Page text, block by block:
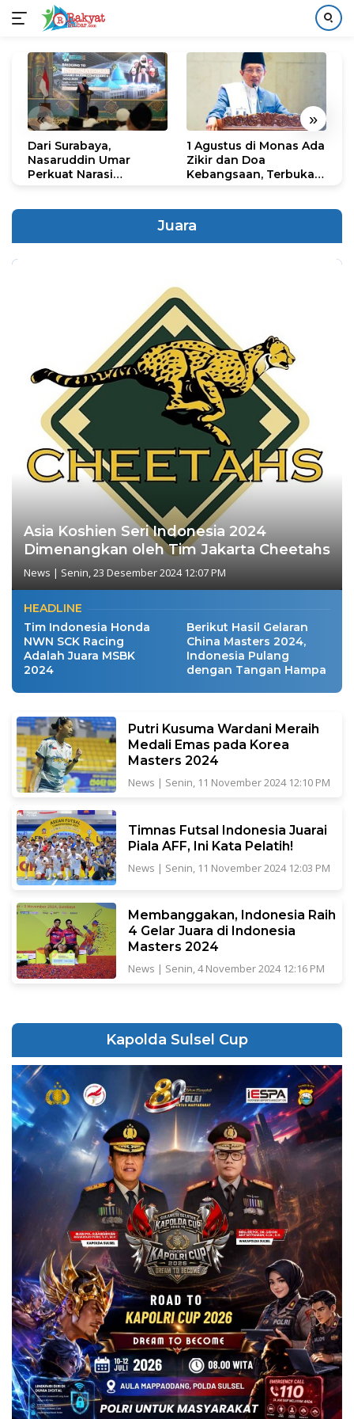
konten
« »
Dari Surabaya,
Nasaruddin Umar
Perkuat Narasi
1 Agustus di Monas Ada
Zikir dan Doa
Kebangsaan, Terbuka
Juara
Asia Koshien Seri Indonesia 2024
Dimenangkan oleh Tim Jakarta Cheetahs
News | Senin, 23 Desember 2024 12:07 PM
HEADLINE
Tim Indonesia Honda
NWN SCK Racing
Adalah Juara MSBK
2024
Berikut Hasil Gelaran
China Masters 2024,
Indonesia Pulang
dengan Tangan Hampa
Putri Kusuma Wardani Meraih
Medali Emas pada Korea
Masters 2024
News | Senin, 11 November 2024 12:10 PM
Timnas Futsal Indonesia Juarai
Piala AFF, Ini Kata Pelatih!
News | Senin, 11 November 2024 12:03 PM
Membanggakan, Indonesia Raih
4 Gelar Juara di Indonesia
Masters 2024
News | Senin, 4 November 2024 12:16 PM
Kapolda Sulsel Cup